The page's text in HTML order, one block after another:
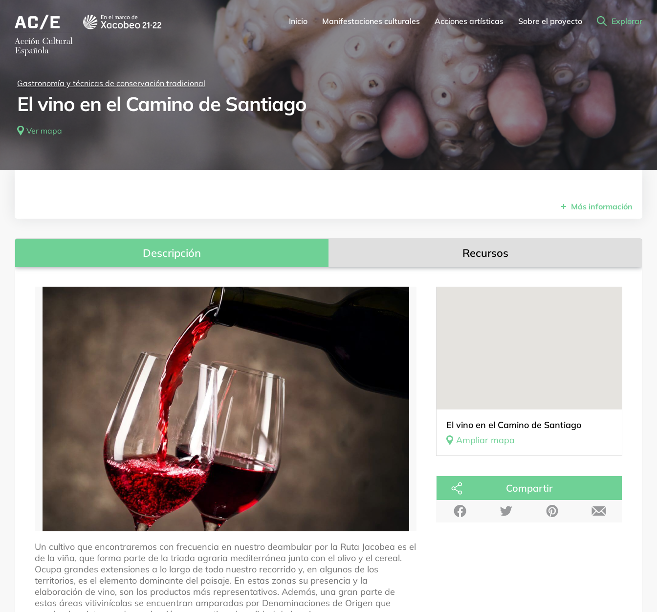
Inicio Manifestaciones culturales
Rutas para todos los gustos por nuestro patrimonio inmaterial
Danzas tradicionales
Gastronomía y técnicas de
conservación tradicional
Oficios y artesanías Sonidos del camino
Tradición oral
Acciones artísticas Sobre el proyecto Explorar
Gastronomía y técnicas de conservación tradicional
El vino en el Camino de Santiago
Ver mapa
Más información
Descripción Recursos
Un cultivo que encontraremos con frecuencia en nuestro deambular por la Ruta Jacobea es el
de la viña, que forma parte de la triada agraria mediterránea junto con el olivo y el cereal.
Ocupa grandes extensiones a lo largo de todo nuestro recorrido y, en algunos de los
territorios, es el elemento dominante del paisaje. En estas zonas su presencia y la
elaboración de vino, son los productos más representativos. Además, una gran parte de
estas áreas vitivinícolas se encuentran amparadas por Denominaciones de Origen que
El vino en el Camino de Santiago
Ampliar mapa
Compartir